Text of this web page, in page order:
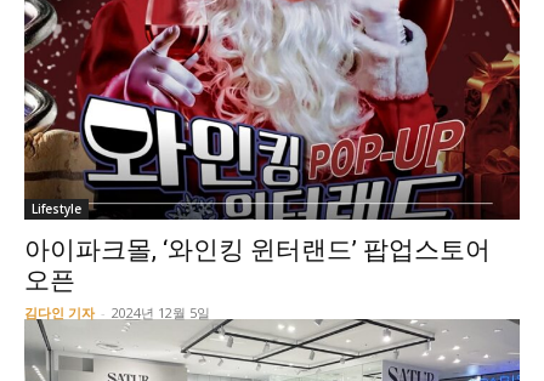
Lifestyle
아이파크몰, ‘와인킹 윈터랜드’ 팝업스토어
오픈
김다인 기자 - 2024년 12월 5일